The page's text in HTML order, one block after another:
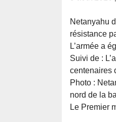
Netanyahu
résistance
L’armée a
Suivi de :
centenaires
Photo :
nord de la
Le Premier